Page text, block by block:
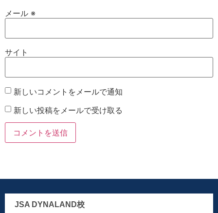
メール ※
サイト
新しいコメントをメールで通知
新しい投稿をメールで受け取る
JSA DYNALAND校